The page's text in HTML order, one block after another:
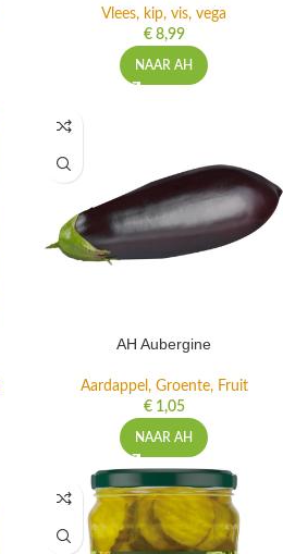
Vlees, kip, vis, vega
€8,99
NAAR AH
AH Aubergine
Aardappel, Groente, Fruit
€1,05
NAAR AH